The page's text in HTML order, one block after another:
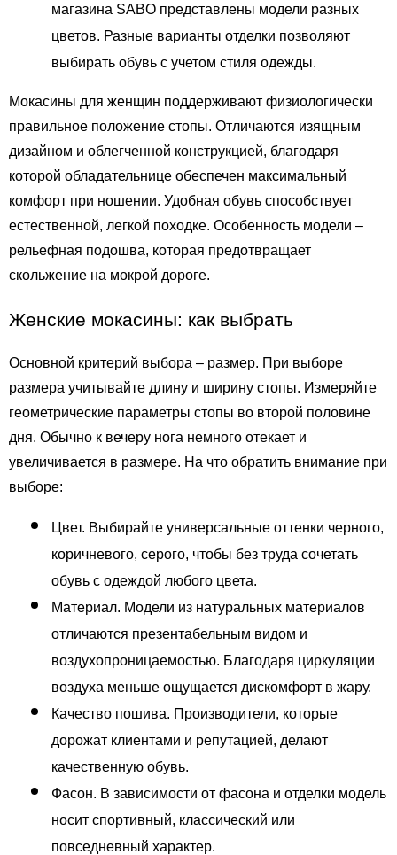
магазина SABO представлены модели разных
цветов. Разные варианты отделки позволяют
выбирать обувь с учетом стиля одежды.
Мокасины для женщин поддерживают физиологически
правильное положение стопы. Отличаются изящным
дизайном и облегченной конструкцией, благодаря
которой обладательнице обеспечен максимальный
комфорт при ношении. Удобная обувь способствует
естественной, легкой походке. Особенность модели –
рельефная подошва, которая предотвращает
скольжение на мокрой дороге.
Женские мокасины: как выбрать
Основной критерий выбора – размер. При выборе
размера учитывайте длину и ширину стопы. Измеряйте
геометрические параметры стопы во второй половине
дня. Обычно к вечеру нога немного отекает и
увеличивается в размере. На что обратить внимание при
выборе:
Цвет. Выбирайте универсальные оттенки черного,
коричневого, серого, чтобы без труда сочетать
обувь с одеждой любого цвета.
Материал. Модели из натуральных материалов
отличаются презентабельным видом и
воздухопроницаемостью. Благодаря циркуляции
воздуха меньше ощущается дискомфорт в жару.
Качество пошива. Производители, которые
дорожат клиентами и репутацией, делают
качественную обувь.
Фасон. В зависимости от фасона и отделки модель
носит спортивный, классический или
повседневный характер.